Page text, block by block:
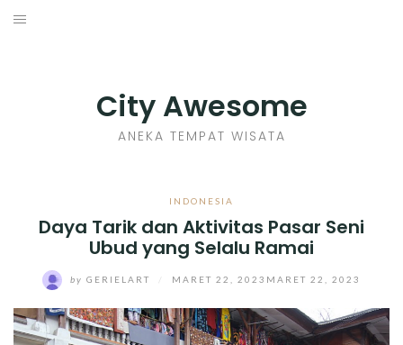
Skip
City Awesome
ANEKA TEMPAT WISATA
INDONESIA
Daya Tarik dan Aktivitas Pasar Seni
Ubud yang Selalu Ramai
by GERIELART MARET 22, 2023 MARET 22, 2023
SENI KERAJINAN
INFO GAMES
MOVIES REVIEW